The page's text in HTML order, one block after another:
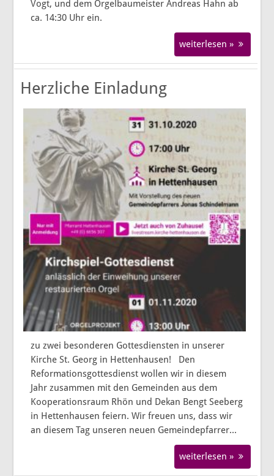
Vogt, und dem Orgelbaumeister Andreas Hahn ab
ca. 14:30 Uhr ein.
weiterlesen »
Herzliche Einladung
zu zwei besonderen Gottesdiensten in unserer
Kirche St. Georg in Hettenhausen! Den
Reformationsgottesdienst wollen wir in diesem
Jahr zusammen mit den Gemeinden aus dem
Kooperationsraum Rhön und Dekan Bengt Seeberg
in Hettenhausen feiern. Wir freuen uns, dass wir
an diesem Tag unseren neuen Gemeindepfarrer...
weiterlesen »